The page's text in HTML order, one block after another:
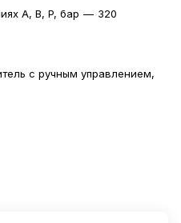
A, B, P, бар — 320
с ручным управлением,